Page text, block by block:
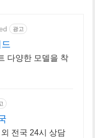
광고
다양한 모델을 착
전국 24시 상담